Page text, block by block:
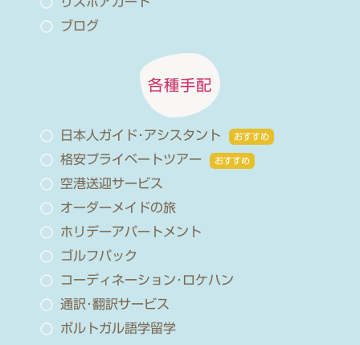
ブログ
各種手配
日本人ガイド･アシスタント おすすめ
格安プライベートツアー おすすめ
空港送迎サービス
オーダーメイドの旅
ホリデーアパートメント
ゴルフパック
コーディネーション･ロケハン
通訳･翻訳サービス
ポルトガル語学留学